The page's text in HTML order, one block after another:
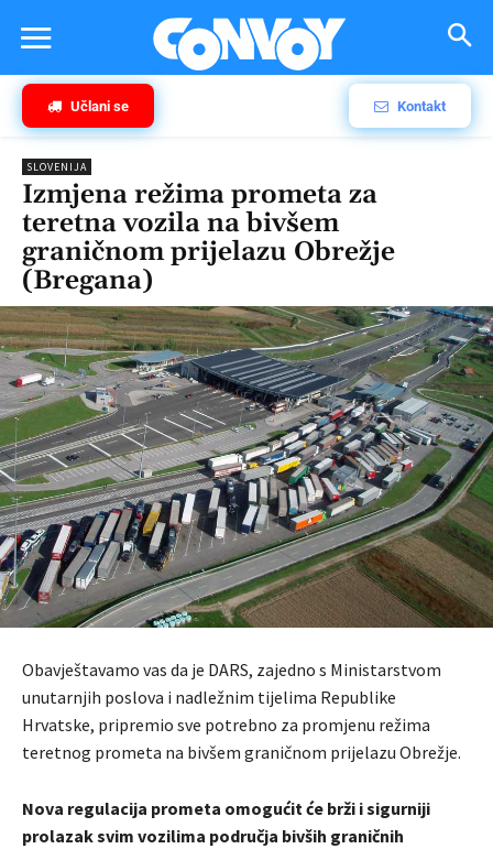
Učlani se Kontakt
SLOVENIJA
Izmjena režima prometa za
teretna vozila na bivšem
graničnom prijelazu Obrežje
(Bregana)
Obavještavamo vas da je DARS, zajedno s Ministarstvom
unutarnjih poslova i nadležnim tijelima Republike
Hrvatske, pripremio sve potrebno za promjenu režima
teretnog prometa na bivšem graničnom prijelazu Obrežje.
Nova regulacija prometa omogućit će brži i sigurniji
prolazak svim vozilima područja bivših graničnih